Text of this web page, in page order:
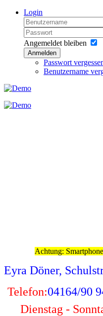
Login
Angemeldet bleiben
Anmelden
Passwort
Benutzername
Achtung:
Eyra Döner,
Telefon:04164/90
Dienstag -